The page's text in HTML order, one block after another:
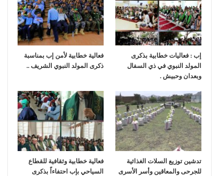
إب : فعاليات خطابية بذكرى
المولد النبوي في ذي السفال
وبعدان وحبيش .
فعالية خطابية لأمن إب بمناسبة
ذكرى المولد النبوي الشريف ..
تدشين توزيع السلات الغذائية
للجرحى والمعاقين وأسر الأسرى
فعالية خطابية وثقافية للقطاع
السياحي بإب احتفاءاً بذكرى